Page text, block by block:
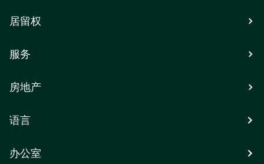
居留权
服务
房地产
语言
办公室